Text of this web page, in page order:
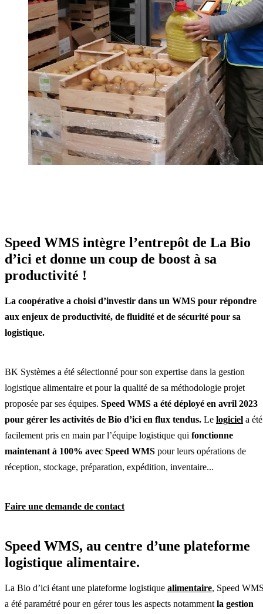
Speed WMS intègre l’entrepôt de La Bio
d’ici et donne un coup de boost à sa
productivité !
La coopérative a choisi d’investir dans un WMS pour répondre
aux enjeux de productivité, de fluidité et de sécurité pour sa
logistique.
BK Systèmes a été sélectionné pour son expertise dans la gestion
logistique alimentaire et pour la qualité de sa méthodologie projet
proposée par ses équipes. Speed WMS a été déployé en avril 2023
pour gérer les activités de Bio d’ici en flux tendus. Le logiciel a été
facilement pris en main par l’équipe logistique qui fonctionne
maintenant à 100% avec Speed WMS pour leurs opérations de
réception, stockage, préparation, expédition, inventaire...
Faire une demande de contact
Speed WMS, au centre d’une plateforme
logistique alimentaire.
La Bio d’ici étant une plateforme logistique alimentaire, Speed
a été paramétré pour en gérer tous les aspects notamment la gestion